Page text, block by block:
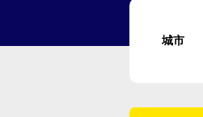
城市